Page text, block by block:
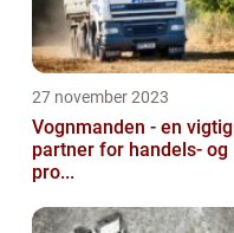
27 november 2023
Vognmanden - en vigtig
partner for handels- og
pro...